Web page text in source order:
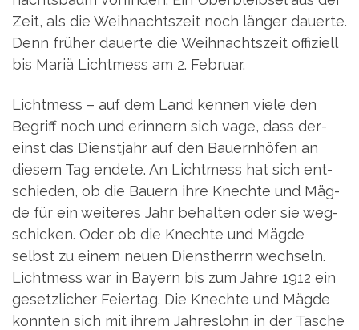
Zeit, als die Weih­nachts­zeit noch län­ger dau­er­te.
Denn frü­her dau­er­te die Weih­nachts­zeit offi­zi­ell
bis Mariä Licht­mess am 2. Februar.
Licht­mess – auf dem Land ken­nen vie­le den
Begriff noch und erin­nern sich vage, dass der­
einst das Dienst­jahr auf den Bau­ern­hö­fen an
die­sem Tag ende­te. An Licht­mess hat sich ent­
schie­den, ob die Bau­ern ihre Knech­te und Mäg­
de für ein wei­te­res Jahr behal­ten oder sie weg­
schi­cken. Oder ob die Knech­te und Mäg­de
selbst zu einem neu­en Dienst­herrn wech­seln.
Licht­mess war in Bay­ern bis zum Jah­re 1912 ein
gesetz­li­cher Fei­er­tag. Die Knech­te und Mäg­de
konn­ten sich mit ihrem Jah­res­lohn in der Tasche